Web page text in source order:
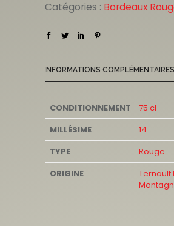
Catégories : Bordeaux
INFORMATIONS COMPLÉMENTAIRES
CONDITIONNEMENT
75 cl
MILLÉSIME
14
TYPE
Rouge
ORIGINE
Ternault